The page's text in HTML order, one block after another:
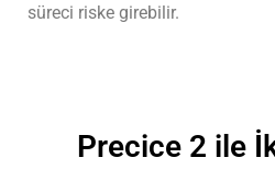
süreci riske girebilir.
Precice 2 ile